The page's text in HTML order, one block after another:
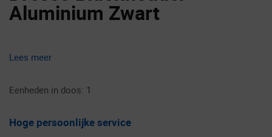
Aluminium Zwart
Lees meer
Eenheden in doos: 1
Hoge persoonlijke service